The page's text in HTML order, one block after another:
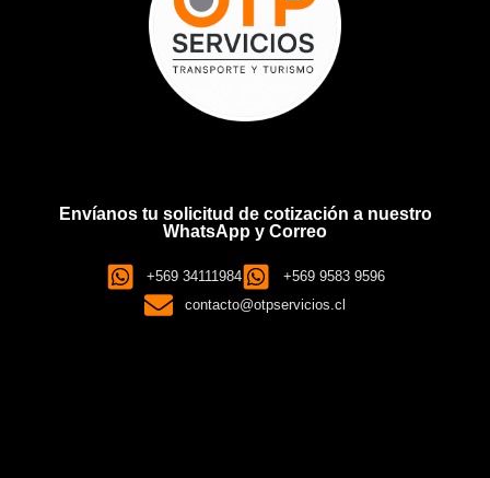
Envíanos tu solicitud de cotización a nuestro
WhatsApp y Correo
+569 34111984
+569 9583 9596
contacto@otpservicios.cl